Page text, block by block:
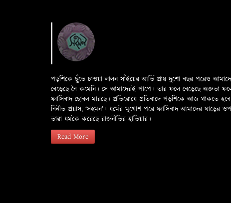
পড়শিকে ছুঁতে চাওয়া লালন সাঁইয়ের আর্তি প্রায় দুশো বছর পরেও
বেড়েছে বৈ কমেনি। সে আমাদেরই পাপে। তার ফলে বেড়েছে অজ্ঞতা ফলে
ফ্যাসিবাদ ছোবল মারছে। প্রতিরোধে প্রতিবাদে পড়শিকে আজ
বিনীত প্রয়াস, ‘সহমন’। ধর্মের মুখোশ পরে ফ্যাসিবাদ আমাদের
তারা ধর্মকে করেছে রাজনীতির হাতিয়ার।
Read More